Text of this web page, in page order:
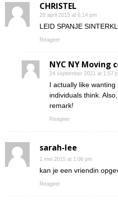
CHRISTEL
28 april 2015 at 6:14 pm
LEID SPANJE
Reageer
NYC NY Moving
24 september 2021 at 1:57
I actually like
individuals think.
remark!
Reageer
sarah-lee
1 mei 2015 at 1:06 pm
kan je een vriendin
Reageer